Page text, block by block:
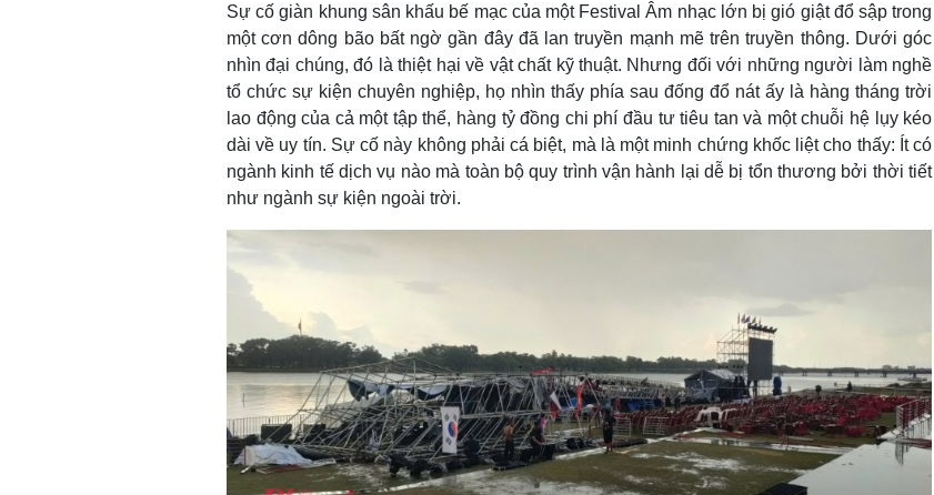
Sự cố giàn khung sân khấu bế mạc của một Festival Âm nhạc lớn bị gió giật đổ sập trong
một cơn dông bão bất ngờ gần đây đã lan truyền mạnh mẽ trên truyền thông. Dưới góc
nhìn đại chúng, đó là thiệt hại về vật chất kỹ thuật. Nhưng đối với những người làm nghề
tổ chức sự kiện chuyên nghiệp, họ nhìn thấy phía sau đống đổ nát ấy là hàng tháng trời
lao động của cả một tập thể, hàng tỷ đồng chi phí đầu tư tiêu tan và một chuỗi hệ lụy kéo
dài về uy tín. Sự cố này không phải cá biệt, mà là một minh chứng khốc liệt cho thấy: Ít có
ngành kinh tế dịch vụ nào mà toàn bộ quy trình vận hành lại dễ bị tổn thương bởi thời tiết
như ngành sự kiện ngoài trời.